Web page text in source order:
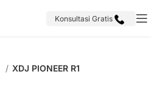
Konsultasi Gratis
XDJ PIONEER R1